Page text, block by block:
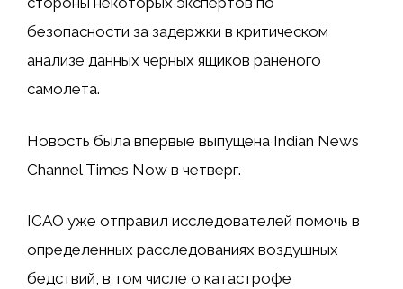
безопасности за задержки в критическом
анализе данных черных ящиков раненого
самолета.
Новость была впервые выпущена Indian News
Channel Times Now в четверг.
ICAO уже отправил исследователей помочь в
определенных расследованиях воздушных
бедствий, в том числе о катастрофе